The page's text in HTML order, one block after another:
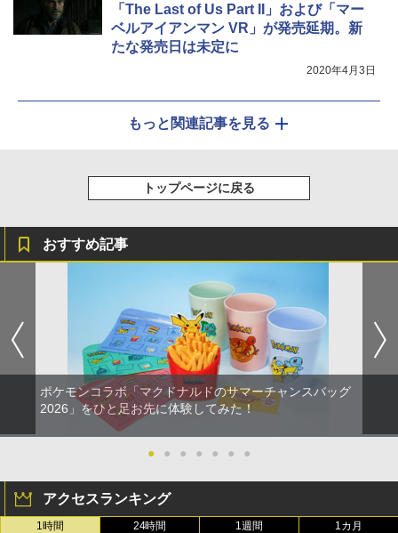
「The Last of Us Part II」および「マー
ベルアイアンマン VR」が発売延期。新
たな発売日は未定に
2020年4月3日
もっと関連記事を見る
トップページに戻る
おすすめ記事
ポケモンコラボ「マクドナルドのサマーチャンスバッグ
2026」をひと足お先に体験してみた！
● ● ● ● ● ● ●
アクセスランキング
1時間 24時間 1週間 1カ月